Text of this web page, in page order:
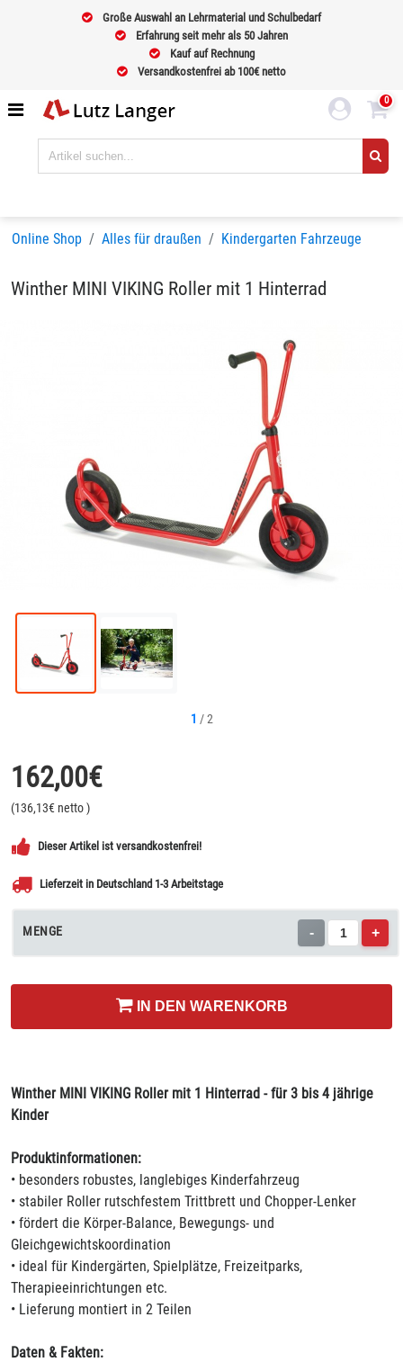
Große Auswahl an Lehrmaterial und Schulbedarf
Erfahrung seit mehr als 50 Jahren
Kauf auf Rechnung
Versandkostenfrei ab 100€ netto
0
Online Shop Alles für draußen Kindergarten Fahrzeuge
Winther MINI VIKING Roller mit 1 Hinterrad
1 /2
162,00€
(136,13€ netto)
Dieser Artikel ist versandkostenfrei!
Lieferzeit in Deutschland 1-3 Arbeitstage
MENGE - +
IN DEN WARENKORB
Winther MINI VIKING Roller mit 1 Hinterrad - für 3 bis 4 jährige
Kinder
Produktinformationen:
• besonders robustes, langlebiges Kinderfahrzeug
• stabiler Roller rutschfestem Trittbrett und Chopper-Lenker
• fördert die Körper-Balance, Bewegungs- und
Gleichgewichtskoordination
• ideal für Kindergärten, Spielplätze, Freizeitparks,
Therapieeinrichtungen etc.
• Lieferung montiert in 2 Teilen
Daten & Fakten: